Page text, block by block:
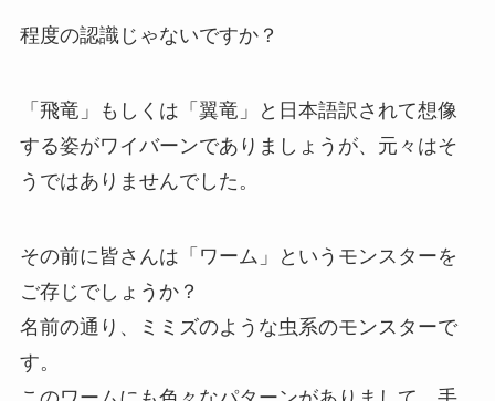
程度の認識じゃないですか？
「飛竜」もしくは「翼竜」と日本語訳されて想像
する姿がワイバーンでありましょうが、元々はそ
うではありませんでした。
その前に皆さんは「ワーム」というモンスターを
ご存じでしょうか？
名前の通り、ミミズのような虫系のモンスターで
す。